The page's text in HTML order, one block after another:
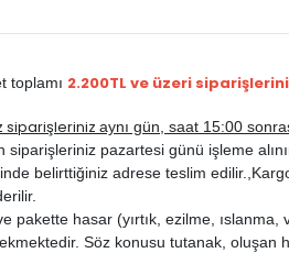
DİZEL
toplamı 2.200TL ve üzeri
siparişleriniz aynı gün, saat 15:00
pazartesi günü işleme
belirttiğiniz adrese teslim edilir.,
hasar (yırtık, ezilme,
Söz konusu tutanak, oluşan